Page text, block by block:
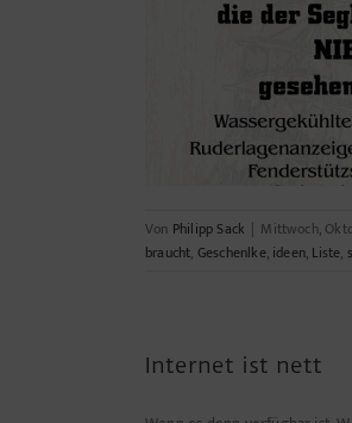
Von Philipp Sack | Mittwoch,
braucht, Geschenlke, ideen, Liste,
Internet ist nett